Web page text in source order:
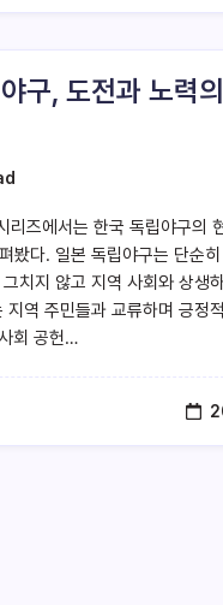
구, 도전과 노력
즈에서는 한국 독립야구의
봤다. 일본 독립야구는 단순히
치지 않고 지역 사회와 상생
역 주민들과 교류하며 긍정
회 공헌…